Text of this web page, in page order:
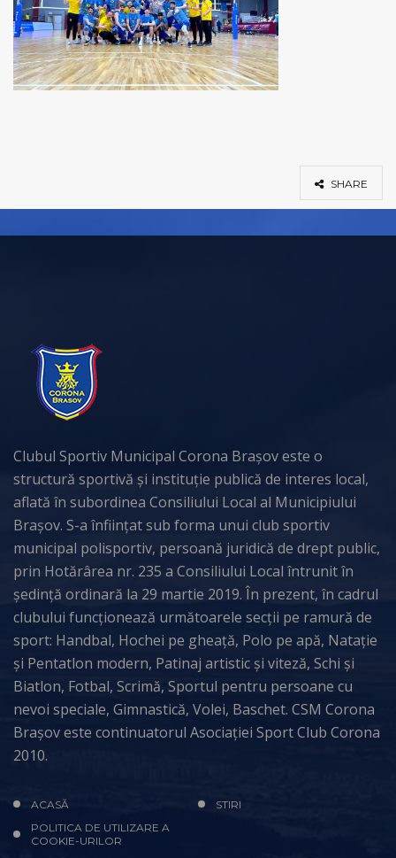
SHARE
Clubul Sportiv Municipal Corona Brașov este o
structură sportivă și instituție publică de interes local,
aflată în subordinea Consiliului Local al Municipiului
Brașov. S-a înființat sub forma unui club sportiv
municipal polisportiv, persoană juridică de drept public,
prin Hotărârea nr. 235 a Consiliului Local întrunit în
ședință ordinară la 29 martie 2019. În prezent, în cadrul
clubului funcționează următoarele secții pe ramură de
sport: Handbal, Hochei pe gheață, Polo pe apă, Natație
și Pentatlon modern, Patinaj artistic și viteză, Schi și
Biatlon, Fotbal, Scrimă, Sportul pentru persoane cu
nevoi speciale, Gimnastică, Volei, Baschet. CSM Corona
Brașov este continuatorul Asociației Sport Club Corona
2010.
ACASĂ
STIRI
POLITICA DE UTILIZARE A
COOKIE-URILOR